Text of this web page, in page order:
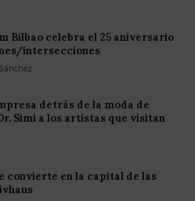
Bilbao celebra el 25 aniversario
intersecciones
detrás de la moda de
Simi a los artistas que visitan
convierte en la capital de las